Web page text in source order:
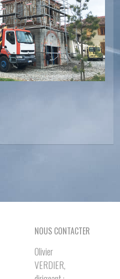
NOUS CONTACTER
Olivier
VERDIER,